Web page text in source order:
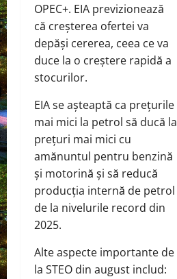
OPEC+. EIA previzionează
că creșterea ofertei va
depăși cererea, ceea ce va
duce la o creștere rapidă a
stocurilor.
EIA se așteaptă ca prețurile
mai mici la petrol să ducă la
prețuri mai mici cu
amănuntul pentru benzină
și motorină și să reducă
producția internă de petrol
de la nivelurile record din
2025.
Alte aspecte importante de
la STEO din august includ: